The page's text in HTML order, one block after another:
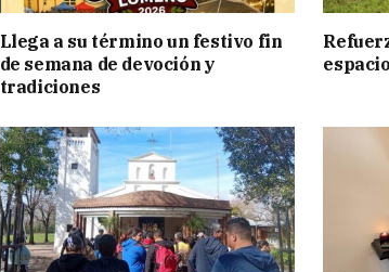
Llega a su término un festivo fin
de semana de devoción y
tradiciones